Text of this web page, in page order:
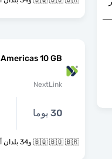
Americas 10 GB
NextLink
30 يوما
🇧🇶 🇧🇴 🇧🇷 و34 بلدان أخرى